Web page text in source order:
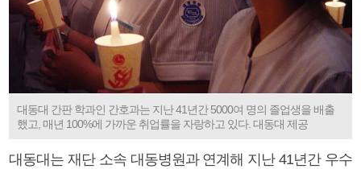
대동대 간판 학과인 간호과는 지난 41년간 5000여 명의 졸업생을 배출
했고, 매년 100%에 가까운 취업률을 자랑하고 있다. 대동대 제공
대동대는 재단 소속 대동병원과 연계해 지난 41년간 우수